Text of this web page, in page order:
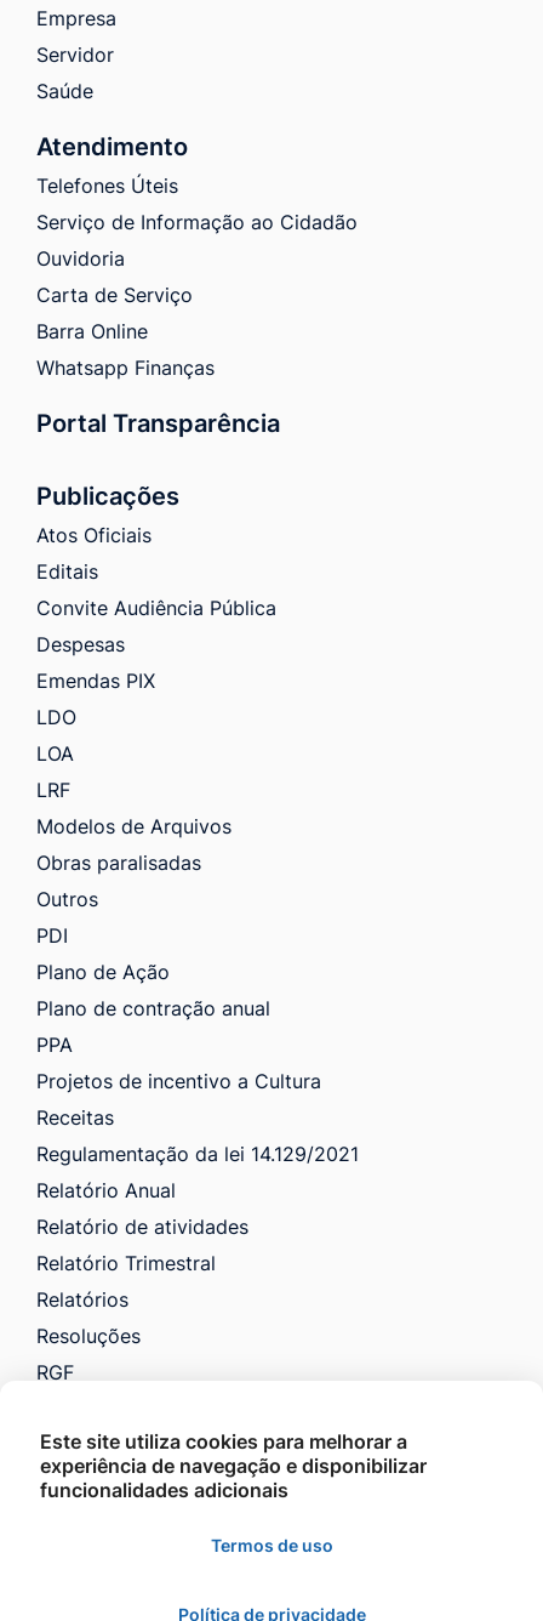
Empresa
Servidor
Saúde
Atendimento
Telefones Úteis
Serviço de Informação ao Cidadão
Ouvidoria
Carta de Serviço
Barra Online
Whatsapp Finanças
Portal Transparência
Publicações
Atos Oficiais
Editais
Convite Audiência Pública
Despesas
Emendas PIX
LDO
LOA
LRF
Modelos de Arquivos
Obras paralisadas
Outros
PDI
Plano de Ação
Plano de contração anual
PPA
Projetos de incentivo a Cultura
Receitas
Regulamentação da lei 14.129/2021
Relatório Anual
Relatório de atividades
Relatório Trimestral
Relatórios
Resoluções
RGF
Saúde
VTN e Código Tributário
Este site utiliza cookies para melhorar a
experiência de navegação e disponibilizar
funcionalidades adicionais
Termos de uso
Política de privacidade